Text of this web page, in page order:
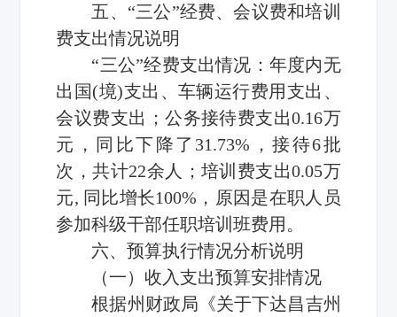
五、“三公”经费、会议费和培训
费支出情况说明
“三公”经费支出情况：年度内无
出国(境)支出、车辆运行费用支出、
会议费支出；公务接待费支出0.16万
元，同比下降了31.73%，接待6批
次，共计22余人；培训费支出0.05万
元, 同比增长100%，原因是在职人员
参加科级干部任职培训班费用。
六、预算执行情况分析说明
（一）收入支出预算安排情况
根据州财政局《关于下达昌吉州